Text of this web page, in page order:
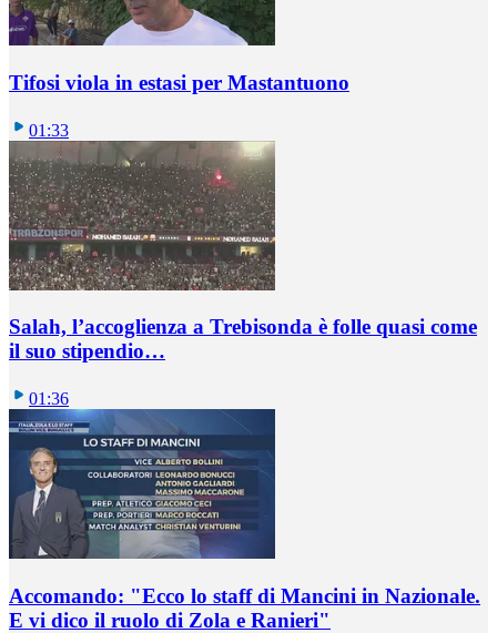
Tifosi viola in estasi per Mastantuono
01:33
Salah, l’accoglienza a Trebisonda è folle quasi come
il suo stipendio…
01:36
Accomando: "Ecco lo staff di Mancini in Nazionale.
E vi dico il ruolo di Zola e Ranieri"